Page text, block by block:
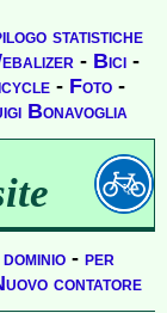
statistiche
- Bici-
- Foto -
Bonavoglia
- per
contatore